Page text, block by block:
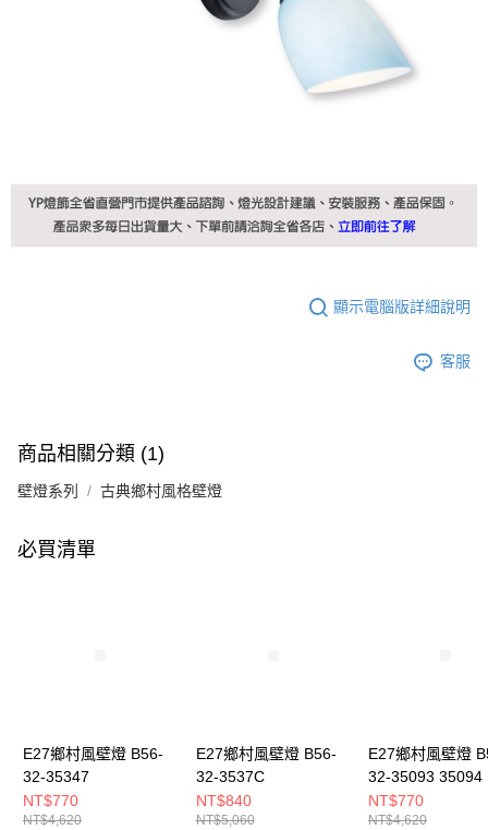
顯示電腦版詳細說明
客服
商品相關分類 (1)
壁燈系列 古典鄉村風格壁燈
必買清單
E27鄉村風壁燈 B56-
32-35347
NT$770
NT$4,620
E27鄉村風壁燈 B56-
32-3537C
NT$840
NT$5,060
E27鄉村風壁燈
32-35093 35094
NT$770
NT$4,620